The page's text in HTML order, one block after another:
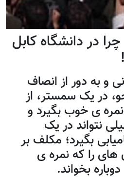
در دانشگاه کابل
و به دور از انصاف
در یک سمستر، از
ی خوب بگیرد و
نتواند در یک
بگیرد؛ مکلف بر
را که نمره ی
بخواند.